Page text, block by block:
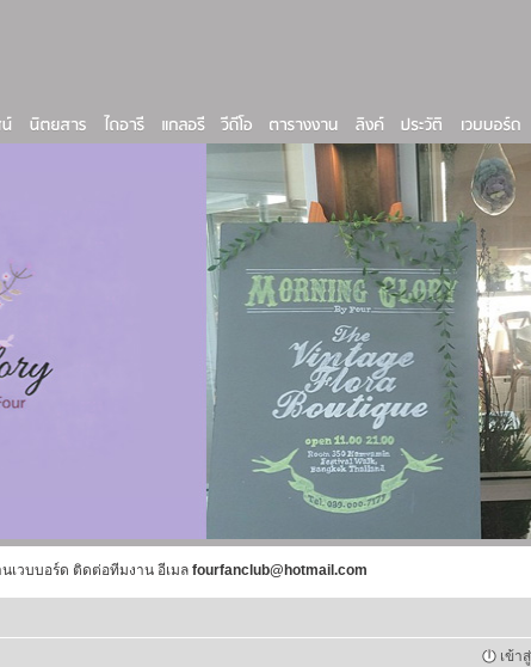
เวบบอร์ด ติดต่อทีมงาน อีเมล fourfanclub@hotmail.com
เข้า